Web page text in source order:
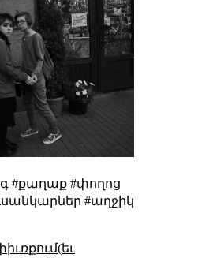
#քաղաք #փողոց
#աղջիկ